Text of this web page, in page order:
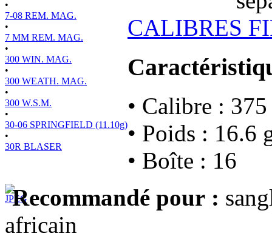
•
7-08 REM. MAG.
•
7 MM REM. MAG.
•
300 WIN. MAG.
•
300 WEATH. MAG.
•
300 W.S.M.
•
30-06 SPRINGFIELD (11.10g)
•
30R BLASER
CALIBRES
• Calibre :
• Poids : 16.6
• Boîte : 16
Recommandé pour :
africain